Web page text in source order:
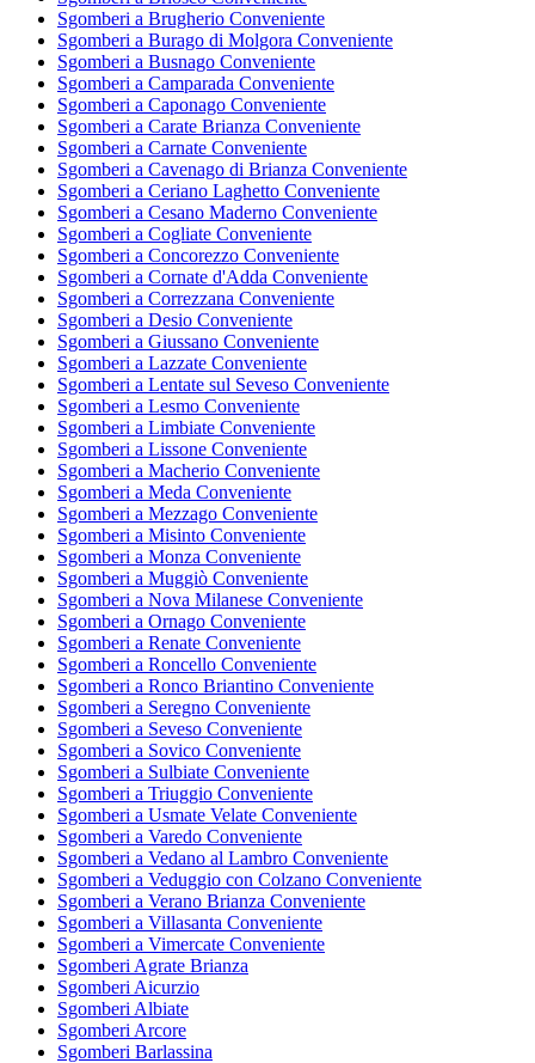
Sgomberi a Brugherio Conveniente
Sgomberi a Burago di Molgora Conveniente
Sgomberi a Busnago Conveniente
Sgomberi a Camparada Conveniente
Sgomberi a Caponago Conveniente
Sgomberi a Carate Brianza Conveniente
Sgomberi a Carnate Conveniente
Sgomberi a Cavenago di Brianza Conveniente
Sgomberi a Ceriano Laghetto Conveniente
Sgomberi a Cesano Maderno Conveniente
Sgomberi a Cogliate Conveniente
Sgomberi a Concorezzo Conveniente
Sgomberi a Cornate d'Adda Conveniente
Sgomberi a Correzzana Conveniente
Sgomberi a Desio Conveniente
Sgomberi a Giussano Conveniente
Sgomberi a Lazzate Conveniente
Sgomberi a Lentate sul Seveso Conveniente
Sgomberi a Lesmo Conveniente
Sgomberi a Limbiate Conveniente
Sgomberi a Lissone Conveniente
Sgomberi a Macherio Conveniente
Sgomberi a Meda Conveniente
Sgomberi a Mezzago Conveniente
Sgomberi a Misinto Conveniente
Sgomberi a Monza Conveniente
Sgomberi a Muggiò Conveniente
Sgomberi a Nova Milanese Conveniente
Sgomberi a Ornago Conveniente
Sgomberi a Renate Conveniente
Sgomberi a Roncello Conveniente
Sgomberi a Ronco Briantino Conveniente
Sgomberi a Seregno Conveniente
Sgomberi a Seveso Conveniente
Sgomberi a Sovico Conveniente
Sgomberi a Sulbiate Conveniente
Sgomberi a Triuggio Conveniente
Sgomberi a Usmate Velate Conveniente
Sgomberi a Varedo Conveniente
Sgomberi a Vedano al Lambro Conveniente
Sgomberi a Veduggio con Colzano Conveniente
Sgomberi a Verano Brianza Conveniente
Sgomberi a Villasanta Conveniente
Sgomberi a Vimercate Conveniente
Sgomberi Agrate Brianza
Sgomberi Aicurzio
Sgomberi Albiate
Sgomberi Arcore
Sgomberi Barlassina